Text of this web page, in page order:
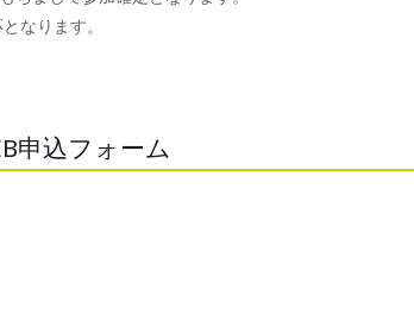
なります。
申込フォーム